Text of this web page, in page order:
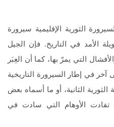
الثورية الإقليمية سيرورة
الأمد في التاريخ. فإن الجيل
التي يمرّ بها، كما أن العِبَر
في إطار السيرورة التاريخية
الثورية الثانية، أو ما أسماه بعض
تفادت الأوهام التي سادت في